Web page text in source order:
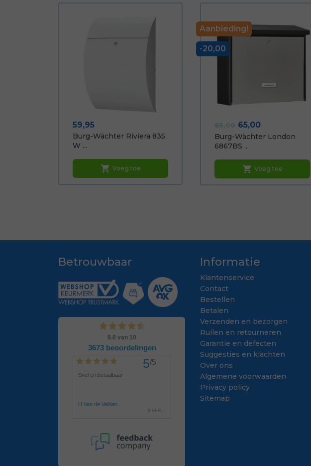
Prijs
59,95
Burg-Wächter Riviera 835
W ...
shopping_cart Voeg toe
Normale prijs
85,00 Prijs
65,00
Burg-Wächter London
6867BS ...
shopping_cart Voeg toe
Aanbieding!
-20,00
Betrouwbaar Informatie
Klantenservice
Contact
Bestellen
Betalen
Verzenden en bezorgen
Ruilen en retourneren
Garantie en defecten
Suggesties en klachten
Over ons
Algemene voorwaarden
Privacy policy
Sitemap